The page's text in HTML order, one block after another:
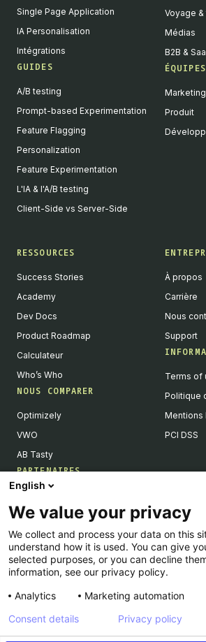
Single Page Application
IA Personalisation
Intégrations
GUIDES
A/B testing
Prompt-based Experimentation
Feature Flagging
Personalization
Feature Experimentation
L'IA & l'A/B testing
Client-Side vs Server-Side
Voyage
Médias
B2B &
ÉQUIPES
Marketing
Produit
RESSOURCES
Success Stories
Academy
Dev Docs
Product Roadmap
Calculateur
Who’s Who
NOUS COMPARER
Optimizely
VWO
AB Tasty
PARTENAIRES
Devenir partenaires
Liste de nos intégrations
Agences Partenaires
À propos
Carrière
Nous
Support
Terms of
Politique
Mentions
PCI DSS
English
We value your privacy
We collect and process your data on this
understand how it is used. You can give
selected purposes, or you can decline
information, see our privacy policy.
Analytics
Marketing automation
Consent details
Privacy policy